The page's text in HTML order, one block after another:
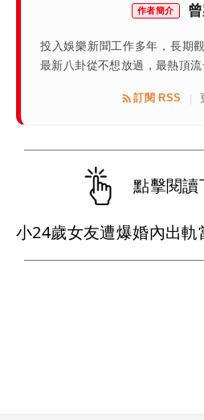
作者簡介
投入娛樂新聞工作多年，長期
最新八卦從不想放過，最熱頂流
訂閱 RSS |
點擊閱讀